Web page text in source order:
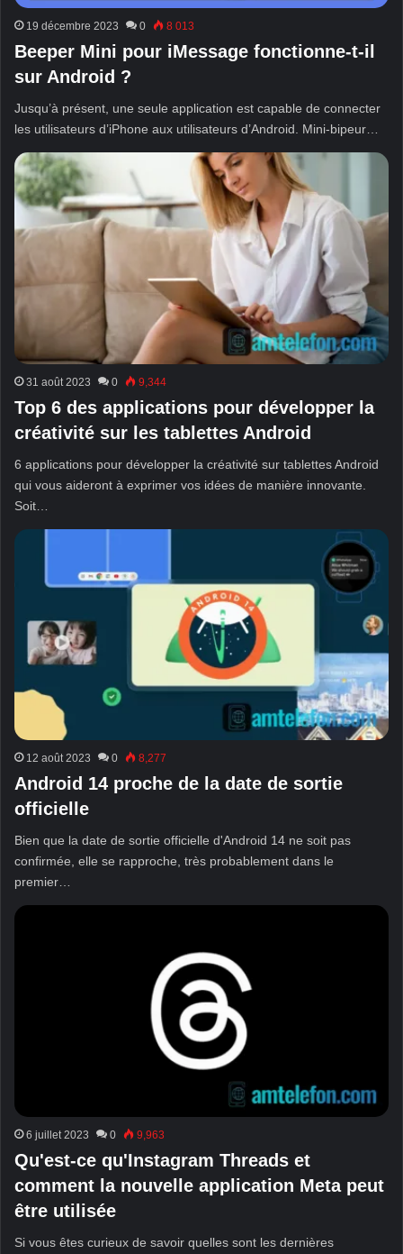
19 décembre 2023 0 8 013
Beeper Mini pour iMessage fonctionne-t-il
sur Android ?
Jusqu’à présent, une seule application est capable de connecter
les utilisateurs d’iPhone aux utilisateurs d’Android. Mini-bipeur…
31 août 2023 0 9,344
Top 6 des applications pour développer la
créativité sur les tablettes Android
6 applications pour développer la créativité sur tablettes Android
qui vous aideront à exprimer vos idées de manière innovante.
Soit…
12 août 2023 0 8,277
Android 14 proche de la date de sortie
officielle
Bien que la date de sortie officielle d'Android 14 ne soit pas
confirmée, elle se rapproche, très probablement dans le
premier…
6 juillet 2023 0 9,963
Qu'est-ce qu'Instagram Threads et
comment la nouvelle application Meta peut
être utilisée
Si vous êtes curieux de savoir quelles sont les dernières